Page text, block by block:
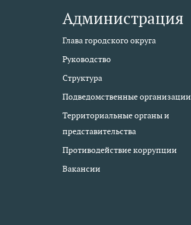
Администрация
Глава городского округа
Руководство
Структура
Подведомственные организации
Территориальные органы и
представительства
Противодействие коррупции
Вакансии